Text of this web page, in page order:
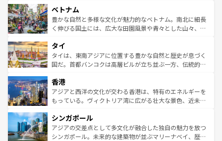
参照してほしい。
容にもいいと評判のスイーツなど、バラエティ豊かな料理
が味わえる。 なお、新着の台湾情報は コンテンツ一覧を参
照してほしい。
き、地方に足を延ばせば四季折々の自然美を楽しむことが
できる。そして、キムチや焼肉、絶品のストリートフード
まで、さまざまな韓国料理が待っている。夜には、韓国な
リティに包まれながら、韓国の多彩な魅力を心ゆくまで味
わってみてほしい。 なお、新着の韓国情報はコンテンツ一
覧を参照してほしい。
ベトナム
豊かな自然と多様な文化が魅力的なベトナム。南北に細長
く伸びる国土には、広大な田園風景や青々とした山々、世
急速な発展と共に伝統が息づく。ハノイの古い町並みやホ
ーチミン市のフランス統治時代の建物も、独特の雰囲気を
醸し出している。また、バラエティの豊かさとおいしさで
とつ。フォーやバインミー、ベトナムコーヒーなどは、ぜ
ひ現地で味わいたい。どの地域を訪れてもあたたかい人々
が旅行者を迎えてくれるので、きっと忘れられない旅にな
参照してほしい。
タイ
タイは、東南アジアに位置する豊かな自然と歴史が息づく
国だ。首都バンコクは高層ビルが立ち並ぶ一方、伝統的な
の活気が交差している。北部ではチェンマイなどの山岳地
帯で自然と触れ合い、南部ではプーケットやクラビの美し
いビーチでリゾート気分を楽しむことができる。タイ料理
激する。気候は一年中温暖で、どの季節にも異なる楽しみ
が待っている。親しみやすいタイの人々、仏教を中心とし
た文化、そして多様な観光資源が、訪れる旅人を魅了し続
香港
アジアと西洋の文化が交わる香港は、特有のエネルギーを
もっている。ヴィクトリア湾に広がる壮大な景色、近未来
み、どこを訪れても感動するはず。観光スポットが密集し
ており、効率よく見どころを回れるのも魅力。息をのむよ
うな絶景から文化的な体験まで、香港を存分に楽しみ尽く
シンガポール
アジアの交差点として多文化が融合した独自の魅力を放つ
シンガポール。未来的な建築物が並ぶマリーナベイ、歴史